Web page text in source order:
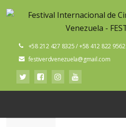
+58 212 427 8325 / +58 412 822 9562
festiverdvenezuela@gmail.com